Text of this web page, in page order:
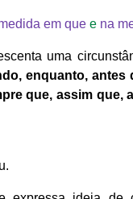
em que e na
uma
enquanto, antes
que, assim que,